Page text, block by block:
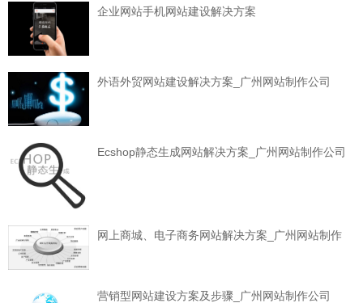
企业网站手机网站建设解决方案
外语外贸网站建设解决方案_广州网站制作公司
Ecshop静态生成网站解决方案_广州网站制作公司
网上商城、电子商务网站解决方案_广州网站制作
营销型网站建设方案及步骤_广州网站制作公司